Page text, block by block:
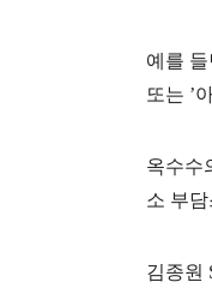
예를 들
또는 ’
옥수수
소 부
김종원